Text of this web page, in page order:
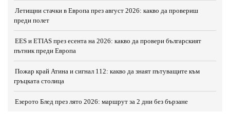
Летищни стачки в Европа през август 2026: какво да провериш
преди полет
EES и ETIAS през есента на 2026: какво да провери българският
пътник преди Европа
Пожар край Атина и сигнал 112: какво да знаят пътуващите към
гръцката столица
Езерото Блед през лято 2026: маршрут за 2 дни без бързане